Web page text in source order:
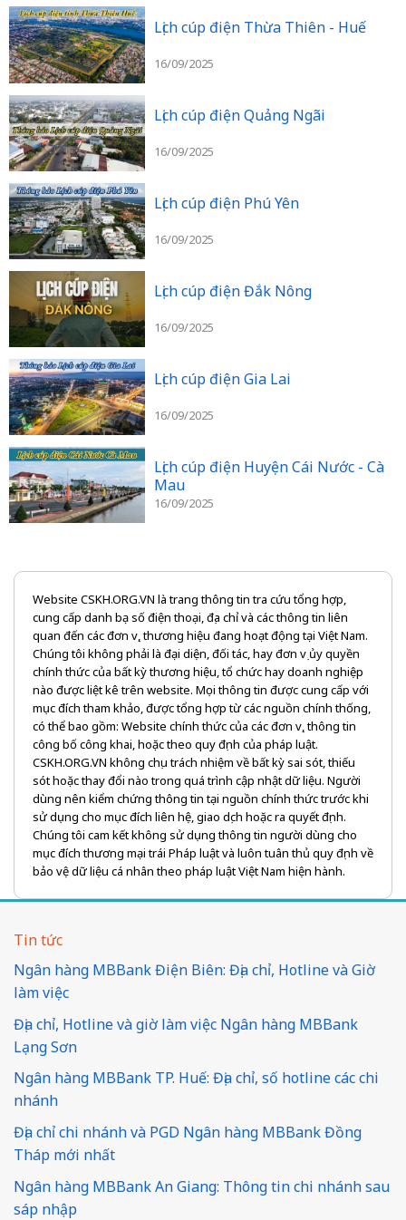
Lịch cúp điện Thừa Thiên - Huế
16/09/2025
Lịch cúp điện Quảng Ngãi
16/09/2025
Lịch cúp điện Phú Yên
16/09/2025
Lịch cúp điện Đắk Nông
16/09/2025
Lịch cúp điện Gia Lai
16/09/2025
Lịch cúp điện Huyện Cái Nước - Cà
Mau
16/09/2025
Website CSKH.ORG.VN là trang thông tin tra cứu tổng hợp,
cung cấp danh bạ số điện thoại, địa chỉ và các thông tin liên
quan đến các đơn vị, thương hiệu đang hoạt động tại Việt Nam.
Chúng tôi không phải là đại diện, đối tác, hay đơn vị ủy quyền
chính thức của bất kỳ thương hiệu, tổ chức hay doanh nghiệp
nào được liệt kê trên website. Mọi thông tin được cung cấp với
mục đích tham khảo, được tổng hợp từ các nguồn chính thống,
có thể bao gồm: Website chính thức của các đơn vị, thông tin
công bố công khai, hoặc theo quy định của pháp luật.
CSKH.ORG.VN không chịu trách nhiệm về bất kỳ sai sót, thiếu
sót hoặc thay đổi nào trong quá trình cập nhật dữ liệu. Người
dùng nên kiểm chứng thông tin tại nguồn chính thức trước khi
sử dụng cho mục đích liên hệ, giao dịch hoặc ra quyết định.
Chúng tôi cam kết không sử dụng thông tin người dùng cho
mục đích thương mại trái Pháp luật và luôn tuân thủ quy định về
bảo vệ dữ liệu cá nhân theo pháp luật Việt Nam hiện hành.
Tin tức
Ngân hàng MBBank Điện Biên: Địa chỉ, Hotline và Giờ
làm việc
Địa chỉ, Hotline và giờ làm việc Ngân hàng MBBank
Lạng Sơn
Ngân hàng MBBank TP. Huế: Địa chỉ, số hotline các chi
nhánh
Địa chỉ chi nhánh và PGD Ngân hàng MBBank Đồng
Tháp mới nhất
Ngân hàng MBBank An Giang: Thông tin chi nhánh sau
sáp nhập